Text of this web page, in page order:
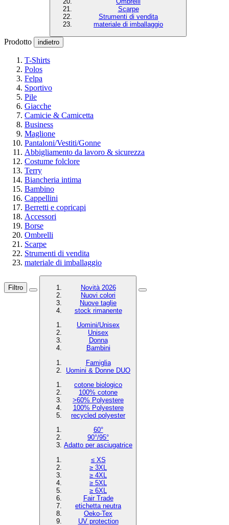
Scarpe
Strumenti di vendita
materiale di imballaggio
Prodotto indietro
T-Shirts
Polos
Felpa
Sportivo
Pile
Giacche
Camicie & Camicetta
Business
Maglione
Pantaloni/Vestiti/Gonne
Abbigliamento da lavoro & sicurezza
Costume folclore
Terry
Biancheria intima
Bambino
Cappellini
Berretti e copricapi
Accessori
Borse
Ombrelli
Scarpe
Strumenti di vendita
materiale di imballaggio
Filtro
Novità 2026
Nuovi colori
Nuove taglie
stock rimanente
Uomini/Unisex
Unisex
Donna
Bambini
Famiglia
Uomini & Donne DUO
cotone biologico
100% cotone
>60% Polyestere
100% Polyestere
recycled polyester
60°
90°/95°
Adatto per asciugatrice
≤ XS
≥ 3XL
≥ 4XL
≥ 5XL
≥ 6XL
Fair Trade
etichetta neutra
Oeko-Tex
UV protection